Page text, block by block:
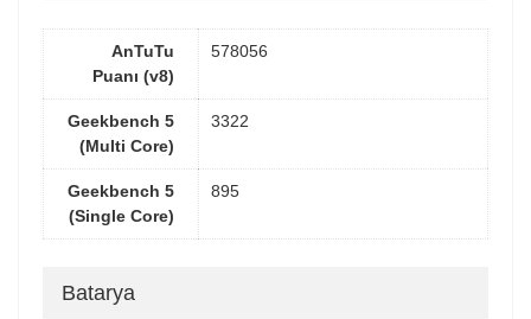
AnTuTu
Puanı (v8)
578056
Geekbench 5
(Multi Core)
3322
Geekbench 5
(Single Core)
895
Batarya